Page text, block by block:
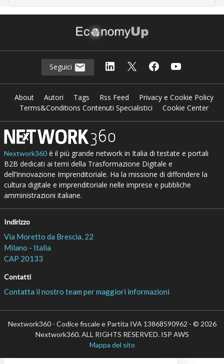
Seguici
About Autori Tags Rss Feed
Privacy e Cookie Policy
Terms&Conditions Contenuti Specialistici
Cookie Center
Nextwork360è il più grande network in Italia di testate e portali
B2B dedicati ai temi della Trasformazione Digitale e
dell’Innovazione Imprenditoriale. Ha la missione di diffondere la
cultura digitale e imprenditoriale nelle imprese e pubbliche
amministrazioni italiane.
Indirizzo
Via Moretto da Brescia, 22
Milano - Italia
CAP 20133
Contatti
Contatta il nostro team per maggiori informazioni
Nextwork360 - Codice fiscale e Partita IVA 13868590962 - © 2026
Nextwork360. ALL RIGHTS RESERVED. ISP AWS
Mappa del sito